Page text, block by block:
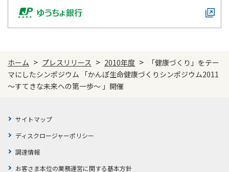
ホーム > プレスリリース > 2010年度 >
「健康づくり」をテー
マにしたシンポジウム 「かんぽ生命健康づくりシンポジウム2011
～すてきな未来への第一歩～ 」開催
サイトマップ
ディスクロージャーポリシー
調達情報
お客さま本位の業務運営に関する基本方針